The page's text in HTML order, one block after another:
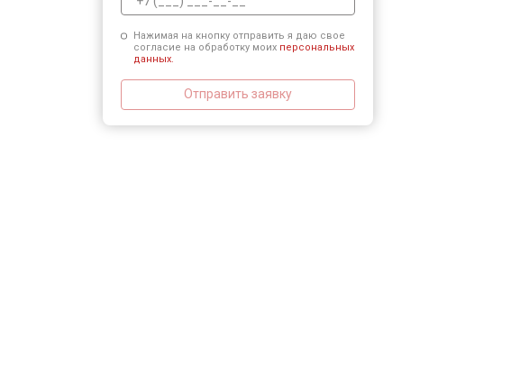
Нажимая на кнопку отправить я даю свое
согласие на обработку моих персональных
данных.
Отправить заявку